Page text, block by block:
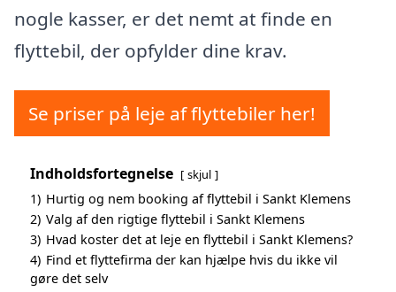
nogle kasser, er det nemt at finde en
flyttebil, der opfylder dine krav.
Se priser på leje af flyttebiler her!
Indholdsfortegnelse skjul
1) Hurtig og nem booking af flyttebil i Sankt Klemens
2) Valg af den rigtige flyttebil i Sankt Klemens
3) Hvad koster det at leje en flyttebil i Sankt Klemens?
4) Find et flyttefirma der kan hjælpe hvis du ikke vil
gøre det selv